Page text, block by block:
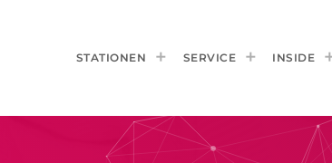
STATIONEN SERVICE INSIDE